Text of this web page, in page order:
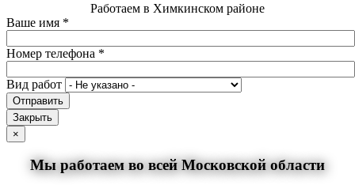
Работаем в Химкинском районе
Ваше имя *
Номер телефона *
Вид работ
Отправить
Закрыть
×
Мы работаем во всей Московской области